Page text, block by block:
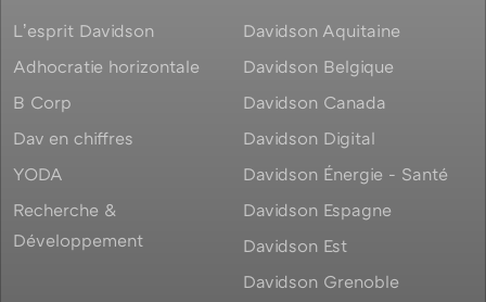
Lʼesprit Davidson
Adhocratie horizontale
B Corp
Dav en chiffres
YODA
Recherche &
Développement
Davidson Aquitaine
Davidson Belgique
Davidson Canada
Davidson Digital
Davidson Énergie - Santé
Davidson Espagne
Davidson Est
Davidson Grenoble